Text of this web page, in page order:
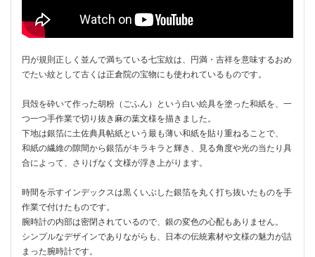
円が規則正しく並んで満ちている七宝紋は、円満・吉祥を意味するおめ
でたい紋として古くは正倉院の宝物にも使われているものです。
貝殻を砕いて作った胡粉（ごふん）という白い絵具を塗った和紙を、一
つ一つ手作業で切り抜き麻の葉文様を描きました。
下地は銀箔に土佐典具帖紙という最も薄い和紙を貼り重ねることで、
和紙の繊維の隙間から銀箔がキラキラと輝き、見る角度や光の当たり具
合によって、さりげなく文様が浮き上がります。
時間を示すインデックスは黒くいぶした銀箔を丸く打ち抜いたものを手
作業で付けたものです。
腕時計の内部は密閉されているので、銀の変色の心配もありません。
シンプルなデザインでありながらも、日本の伝統素材や文様の魅力が詰
まった腕時計です。